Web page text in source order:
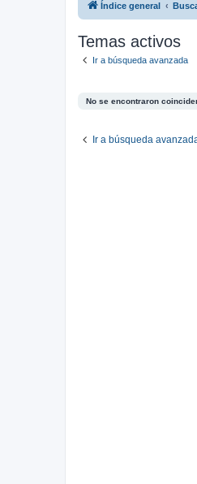
Índice general
Temas activos
Ir a búsqueda avanzada
No se encontraron
Ir a búsqueda